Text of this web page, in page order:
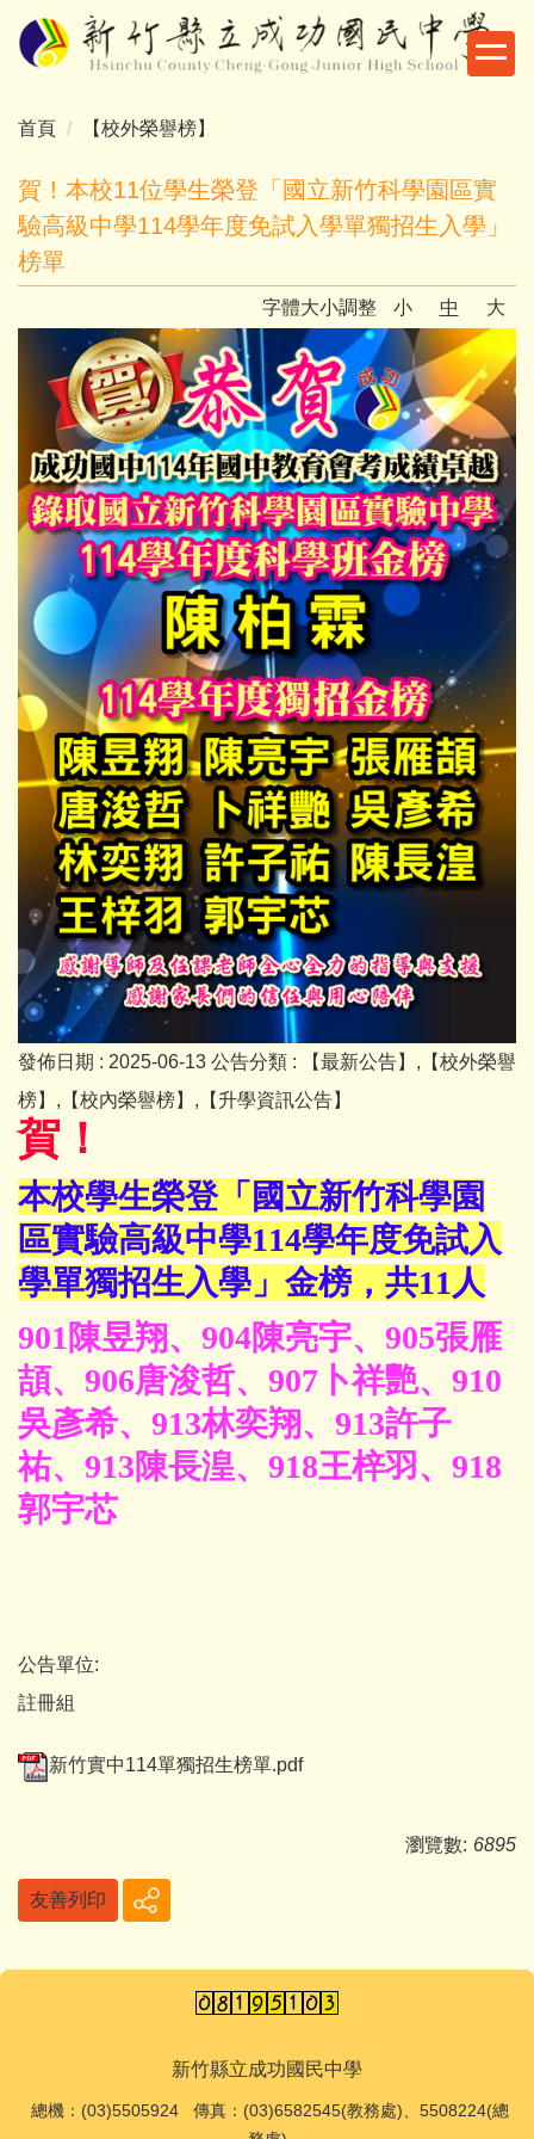
跳
到
內
區
首頁 【校外榮譽榜】
賀！本校11位學生榮登「國立新竹科學園區實
驗高級中學114學年度免試入學單獨招生入學」
榜單
字體大小調整 小 中 大
發佈日期 : 2025-06-13 公告分類 :
【最新公告】,【校外榮譽
榜】,【校內榮譽榜】,【升學資訊公告】
賀！
本校學生榮登「國立新竹科學園
區實驗高級中學114學年度免試入
學單獨招生入學」金榜，共11人
901陳昱翔、904陳亮宇、905張雁
頡、906唐浚哲、907卜祥艷、910
吳彥希、 913林奕翔、913許子
祐、913陳長湟、918王梓羽、918
郭宇芯
公告單位:
註冊組
新竹實中114單獨招生榜單.pdf
瀏覽數: 6895
友善列印
新竹縣立成功國民中學
總機 ：(03)5505924 傳真：(03)6582545(教務處)、5508224(總